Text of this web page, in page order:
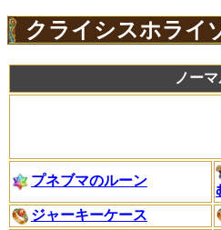
クライシスホライ
ノー
プネブマのルーン
ジャーキーケース